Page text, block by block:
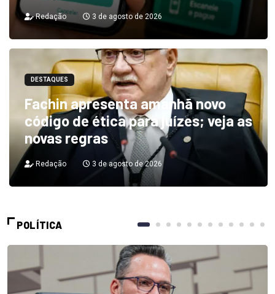
Redação 3 de agosto de 2026
DESTAQUES
Fachin apresenta amanhã novo
código de ética para juízes; veja as
novas regras
Redação 3 de agosto de 2026
POLÍTICA